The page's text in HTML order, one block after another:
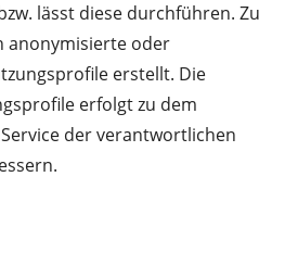
lässt diese durchführen. Zu
anonymisierte oder
erstellt. Die
erfolgt zu dem
der verantwortlichen